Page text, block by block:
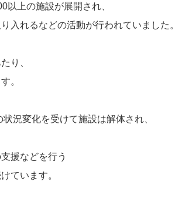
以上の施設が展開され、
り入れるなどの活動が行われていました。
り、
。
況変化を受けて施設は解体され、
援などを行う
ています。